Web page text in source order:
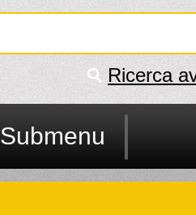
Ricerca
Submenu